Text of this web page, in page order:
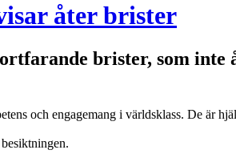
åter brister
brister, som
och engagemang i världsklass. De är